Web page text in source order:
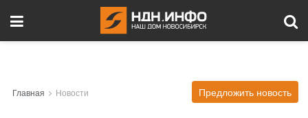
Главная Новости Предложить новость